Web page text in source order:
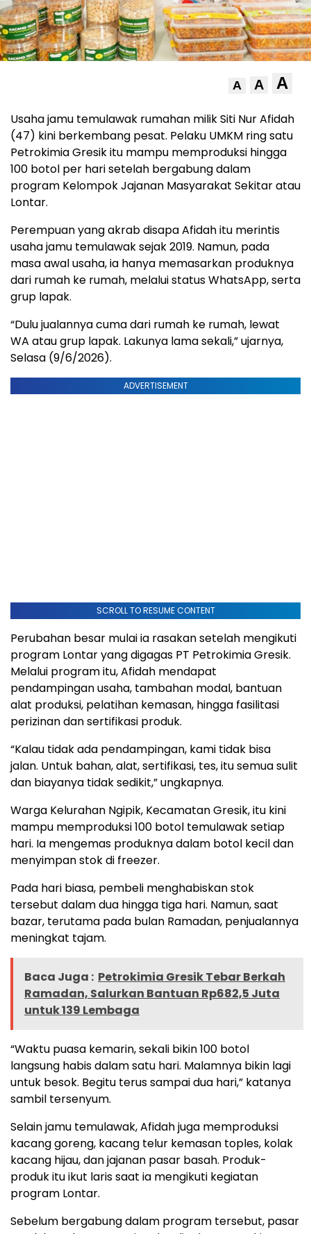
A A A
Usaha jamu temulawak rumahan milik Siti Nur Afidah
(47) kini berkembang pesat. Pelaku UMKM ring satu
Petrokimia Gresik itu mampu memproduksi hingga
100 botol per hari setelah bergabung dalam
program Kelompok Jajanan Masyarakat Sekitar atau
Lontar.
Perempuan yang akrab disapa Afidah itu merintis
usaha jamu temulawak sejak 2019. Namun, pada
masa awal usaha, ia hanya memasarkan produknya
dari rumah ke rumah, melalui status WhatsApp, serta
grup lapak.
“Dulu jualannya cuma dari rumah ke rumah, lewat
WA atau grup lapak. Lakunya lama sekali,” ujarnya,
Selasa (9/6/2026).
ADVERTISEMENT
SCROLL TO RESUME CONTENT
Perubahan besar mulai ia rasakan setelah mengikuti
program Lontar yang digagas PT Petrokimia Gresik.
Melalui program itu, Afidah mendapat
pendampingan usaha, tambahan modal, bantuan
alat produksi, pelatihan kemasan, hingga fasilitasi
perizinan dan sertifikasi produk.
“Kalau tidak ada pendampingan, kami tidak bisa
jalan. Untuk bahan, alat, sertifikasi, tes, itu semua sulit
dan biayanya tidak sedikit,” ungkapnya.
Warga Kelurahan Ngipik, Kecamatan Gresik, itu kini
mampu memproduksi 100 botol temulawak setiap
hari. Ia mengemas produknya dalam botol kecil dan
menyimpan stok di freezer.
Pada hari biasa, pembeli menghabiskan stok
tersebut dalam dua hingga tiga hari. Namun, saat
bazar, terutama pada bulan Ramadan, penjualannya
meningkat tajam.
Baca Juga : Petrokimia Gresik Tebar Berkah
Ramadan, Salurkan Bantuan Rp682,5 Juta
untuk 139 Lembaga
“Waktu puasa kemarin, sekali bikin 100 botol
langsung habis dalam satu hari. Malamnya bikin lagi
untuk besok. Begitu terus sampai dua hari,” katanya
sambil tersenyum.
Selain jamu temulawak, Afidah juga memproduksi
kacang goreng, kacang telur kemasan toples, kolak
kacang hijau, dan jajanan pasar basah. Produk-
produk itu ikut laris saat ia mengikuti kegiatan
program Lontar.
Sebelum bergabung dalam program tersebut, pasar